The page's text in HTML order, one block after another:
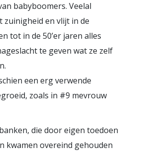
babyboomers. Veelal
zuinigheid en vlijt in de
tot in de 50’er jaren alles
te geven wat ze zelf
een erg verwende
zoals in #9 mevrouw
die door eigen toedoen
kwamen overeind gehouden